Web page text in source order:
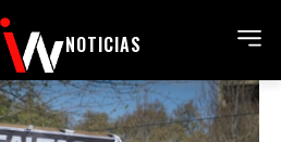
NOTICIAS